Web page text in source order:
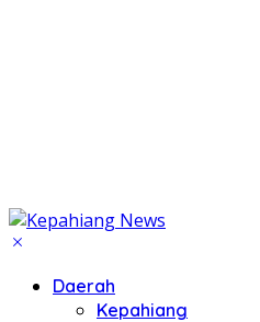
Daerah
Kepahiang